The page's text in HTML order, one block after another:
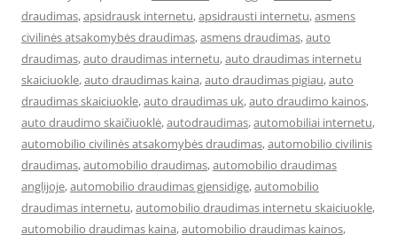
draudimas,apsidrausk internetu,apsidrausti internetu,asmens
civilinės atsakomybės draudimas,asmens draudimas,auto
draudimas,auto draudimas internetu,auto draudimas internetu
skaiciuokle,auto draudimas kaina,auto draudimas pigiau,auto
draudimas skaiciuokle,auto draudimas uk,auto draudimo kainos,
auto draudimo skaičiuoklė,autodraudimas,automobiliai internetu,
automobilio civilinės atsakomybės draudimas,automobilio civilinis
draudimas,automobilio draudimas,automobilio draudimas
anglijoje,automobilio draudimas gjensidige,automobilio
draudimas internetu,automobilio draudimas internetu skaiciuokle,
automobilio draudimas kaina,automobilio draudimas kainos,